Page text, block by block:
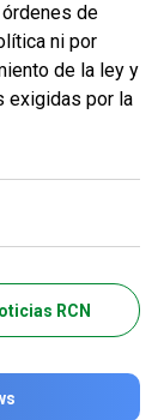
de
ni por
de la ley y
exigidas por la
RCN